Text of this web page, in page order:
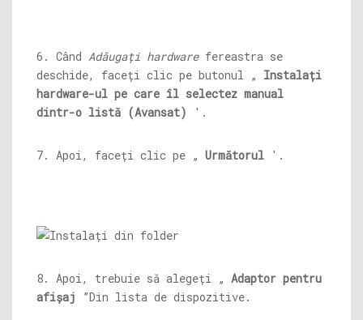
6. Când Adăugați hardwarefereastra se
deschide, faceți clic pe butonul „ Instalați
hardware-ul pe care îl selectez manual
dintr-o listă (Avansat)
'.
7. Apoi, faceți clic pe „ Următorul '.
8. Apoi, trebuie să alegeți „ Adaptor pentru
afișaj
”Din lista de dispozitive.